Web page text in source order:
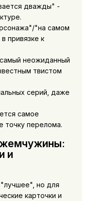
дважды" -
"на самом
привязке к
неожиданный
твистом
серий, даже
самое
точку перелома.
жемчужины:
и
но для
карточки и